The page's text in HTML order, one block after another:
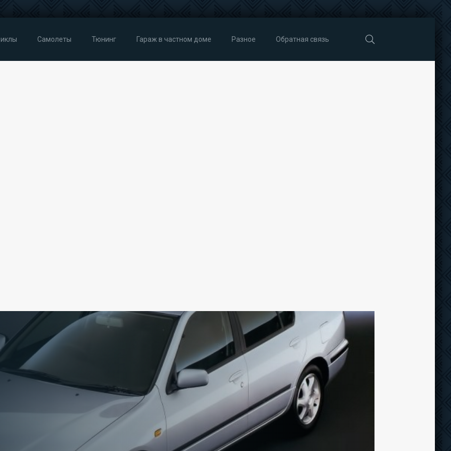
Самолеты Тюнинг Гараж в частном доме Разное Обратная связь